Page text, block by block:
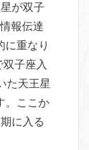
が双子
報伝達
に重なり
子座入
た天王星
。ここか
に入る